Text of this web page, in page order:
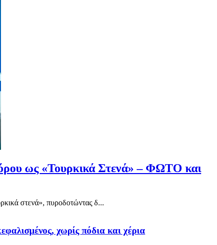
ως «Τουρκικά Στενά» – ΦΩΤΟ και
στενά», πυροδοτώντας δ...
χωρίς πόδια και χέρια